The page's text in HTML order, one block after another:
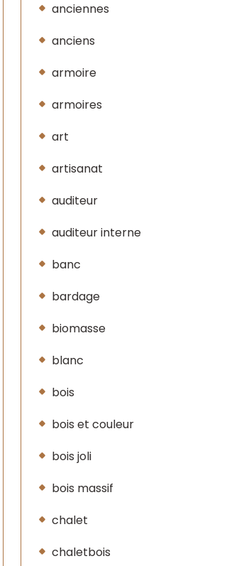
anciennes
anciens
armoire
armoires
art
artisanat
auditeur
auditeur interne
banc
bardage
biomasse
blanc
bois
bois et couleur
bois joli
bois massif
chalet
chaletbois